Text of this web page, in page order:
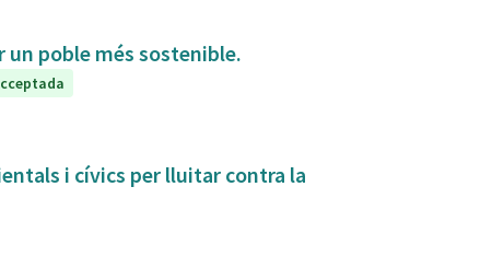
poble més sostenible.
i cívics per lluitar contra la